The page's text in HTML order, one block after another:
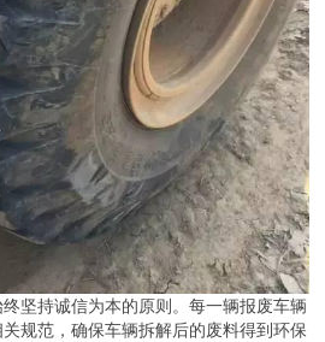
坚持诚信为本的原则。每一辆报废车辆
规范，确保车辆拆解后的废料得到环保